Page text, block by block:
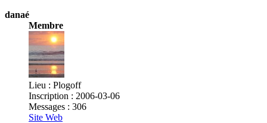
danaé
Membre
Lieu : Plogoff
Inscription : 2006-03-06
Messages : 306
Site Web